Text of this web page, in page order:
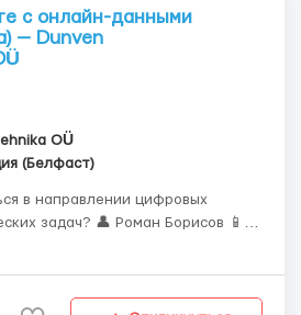
с онлайн-данными
— Dunven
OÜ
(Белфаст)
в направлении цифровых
Роман Борисов 📱